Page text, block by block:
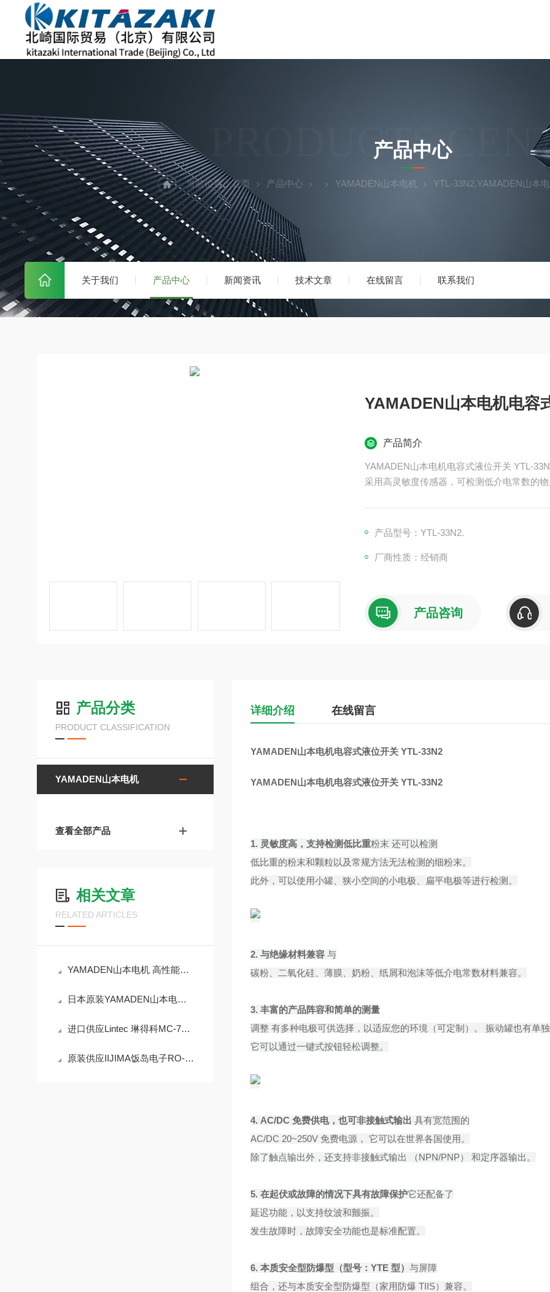
关于我们 产品中心 新闻资讯 技术文章 在线留言 联系我们
PRODUCTS
产品中心
当前位置：首页 产品中心 YAMADEN山本电机 YTL-33N2.YAMADEN山本
YAMADEN山本电机电容
产品简介
YAMADEN山本电机电容式液位开关 YTL-
采用高灵敏度传感器，可检测低介电常数的物
・还提供本质安全防爆型（YTE 型）。
产品型号：YTL-33N2.
厂商性质：经销商
产品咨询
产品分类
PRODUCT CLASSIFICATION
YAMADEN山本电机
查看全部产品
相关文章
RELATED ARTICLES
YAMADEN山本电机 高性能振动式限位开关 CV-310-RD
日本原装YAMADEN山本电机 电容式液位开关YTE-13N2
进口供应Lintec 琳得科MC-710可变质量流量控制器
原装供应IIJIMA饭岛电子RO-105KS残氧计
详细介绍 在线留言
YAMADEN山本电机电容式液位开关 YTL-33N2
YAMADEN山本电机电容式液位开关 YTL-33N2
1. 灵敏度高，支持检测低比重粉末 还可以检测
低比重的粉末和颗粒以及常规方法无法检测的细粉末。
此外，可以使用小罐、狭小空间的小电极、扁平电极等进行检测。
2. 与绝缘材料兼容与
碳粉、二氧化硅、薄膜、奶粉、纸屑和泡沫等低介电常数材料兼容。
3. 丰富的产品阵容和简单的测量
调整 有多种电极可供选择，以适应您的环境（可定制）。 振动罐也有单独
它可以通过一键式按钮轻松调整。
4. AC/DC 免费供电，也可非接触式输出 具有宽范围的
AC/DC 20~250V 免费电源， 它可以在世界各国使用。
除了触点输出外，还支持非接触式输出 （NPN/PNP） 和定序器输出。
5. 在起伏或故障的情况下具有故障保护它还配备了
延迟功能，以支持纹波和颤振。
发生故障时，故障安全功能也是标准配置。
6. 本质安全型防爆型（型号：YTE 型） 与屏障
组合，还与本质安全型防爆型（家用防爆 TIIS）兼容。